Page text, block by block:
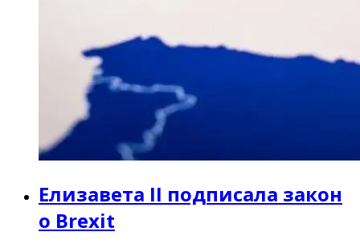
Елизавета II подписала закон
о Brexit